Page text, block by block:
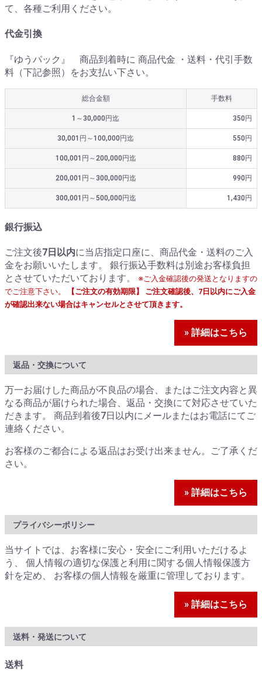
て、各種ご利用ください。
代金引換
『ゆうパック』 商品到着時に 商品代金 ・送料・代引手数
料（下記参照）をお支払い下さい。
総合金額 手数料
1～30,000円迄 350円
30,001円～100,000円迄 550円
100,001円～200,000円迄 880円
200,001円～300,000円迄 990円
300,001円～500,000円迄 1,430円
銀行振込
ご注文後7日以内に当店指定口座に、商品代金・送料のご入
金をお願いいたします。 銀行振込手数料は別途お客様負担
とさせていただいております。
※ご入金確認後の発送となりますの
でご注意下さい。
【ご注文の有効期限】 ご注文確認後、7日以内にご入金
が確認出来ない場合はキャンセルとさせて頂きます。
» 詳細はこちら
返品・交換について
万一お届けした商品が不良品の場合、またはご注文内容と異
なる商品が届けられた場合、返品・交換にて対応させていた
だきます。 商品到着後7日以内にメールまたはお電話にてご
連絡ください。
お客様のご都合による返品はお受け出来ません。ご了承くだ
さい。
» 詳細はこちら
プライバシーポリシー
当サイトでは、お客様に安心・安全にご利用いただけるよ
う、 個人情報の適切な保護と利用に関する個人情報保護方
針を定め、 お客様の個人情報を厳重に管理しております。
» 詳細はこちら
送料・発送について
送料